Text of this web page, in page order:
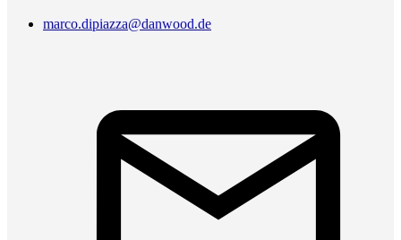
marco.dipiazza@danwood.de